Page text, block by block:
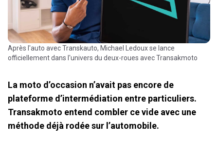
Après l'auto avec Transkauto, Michael Ledoux se lance
officiellement dans l'univers du deux-roues avec Transakmoto
La moto d’occasion n’avait pas encore de
plateforme d’intermédiation entre particuliers.
Transakmoto entend combler ce vide avec une
méthode déjà rodée sur l’automobile.